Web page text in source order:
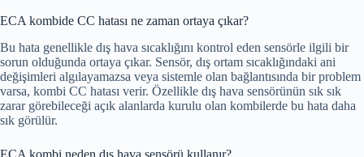
ECA kombide CC hatası ne zaman ortaya çıkar?
Bu hata genellikle dış hava sıcaklığını kontrol eden sensörle ilgili bir
sorun olduğunda ortaya çıkar. Sensör, dış ortam sıcaklığındaki ani
değişimleri algılayamazsa veya sistemle olan bağlantısında bir problem
varsa, kombi CC hatası verir. Özellikle dış hava sensörünün sık sık
zarar görebileceği açık alanlarda kurulu olan kombilerde bu hata daha
sık görülür.